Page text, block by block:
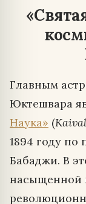
Главным
Юктешвара
Наука» (
1894 году по
Бабаджи. В
насыщенной